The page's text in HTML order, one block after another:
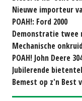
Nieuwe importeur
POAH!: Ford 2000
Demonstratie twee
Mechanische
POAH! John Deere
Jubilerende